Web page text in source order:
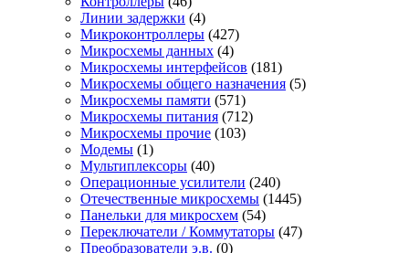
Линии задержки (4)
Микроконтроллеры (427)
Микросхемы данных (4)
Микросхемы интерфейсов (181)
Микросхемы общего назначения (5)
Микросхемы памяти (571)
Микросхемы питания (712)
Микросхемы прочие (103)
Модемы (1)
Мультиплексоры (40)
Операционные усилители (240)
Отечественные микросхемы (1445)
Панельки для микросхем (54)
Переключатели / Коммутаторы (47)
Преобразователи э.в. (0)